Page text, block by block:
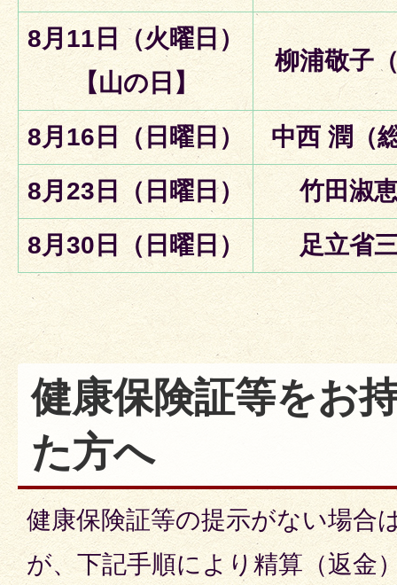
8月11日（火曜日）
【山の日】
柳浦敬子
8月16日（日曜日）
中西 潤（
8月23日（日曜日）
竹田淑
8月30日（日曜日）
足立省
健康保険証等をお
た方へ
健康保険証等の提示がない場合
が、下記手順により精算（返金